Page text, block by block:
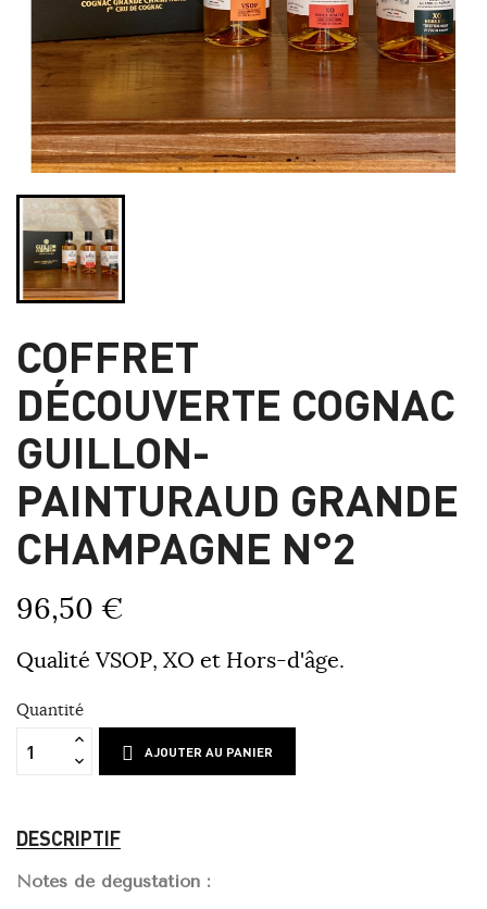
COFFRET
DÉCOUVERTE COGNAC
GUILLON-
PAINTURAUD GRANDE
CHAMPAGNE N°2
96,50 €
Qualité VSOP, XO et Hors-d'âge.
Quantité
AJOUTER AU PANIER
DESCRIPTIF
Notes de dégustation :